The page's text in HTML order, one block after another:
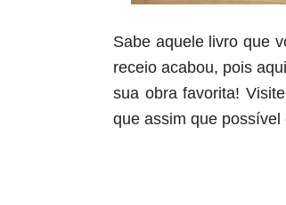
Sabe aquele livro que
receio acabou, pois
sua obra favorita!
que assim que